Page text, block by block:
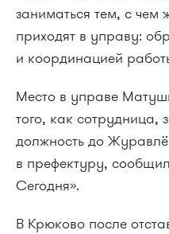
заниматься тем, с чем
приходят в управу:
и координацией
Место в управе
того, как сотрудница,
должность до
в префектуру,
Сегодня».
В Крюково после